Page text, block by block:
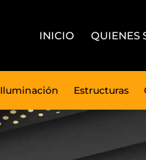
INICIO QUIENES
Iluminación Estructuras